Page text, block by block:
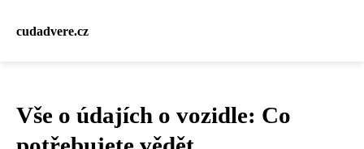
cudadvere.cz
Vše o údajích o vozidle: Co